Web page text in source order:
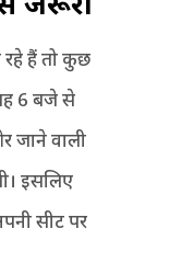
हैं तो कुछ
6 बजे से
जाने वाली
इसलिए
सीट पर